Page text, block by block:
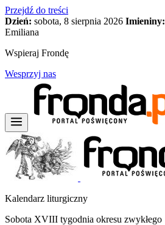
Przejdź do treści
Dzień: sobota, 8 sierpnia 2026 Imieniny:
Emiliana
Wspieraj Frondę
Wesprzyj nas
Kalendarz liturgiczny
Sobota XVIII tygodnia okresu zwykłego